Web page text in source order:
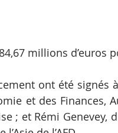
84,67 millions d’euros
ont été
et des Finances,
; et Rémi Genevey,